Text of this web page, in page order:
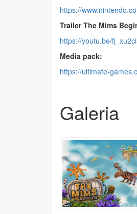
https://
Trailer The Mims
https://youtu.be/
Media pack:
https://ultimate-
Galeria